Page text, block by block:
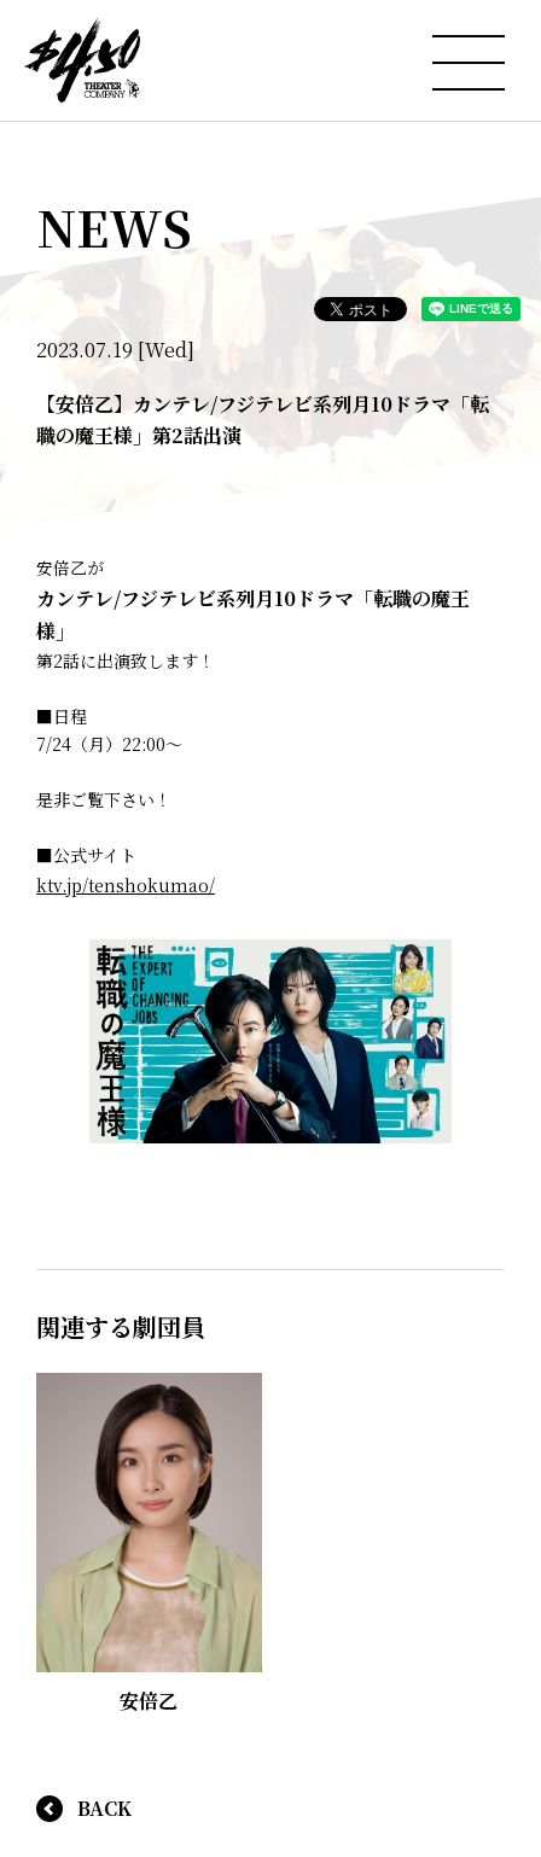
NEWS
2023.07.19 [Wed]
【安倍乙】カンテレ/フジテレビ系列月10ドラマ「転
職の魔王様」第2話出演
安倍乙が
カンテレ/フジテレビ系列月10ドラマ「転職の魔王
様」
第2話に出演致します！
■日程
7/24（月）22:00～
是非ご覧下さい！
■公式サイト
ktv.jp/tenshokumao/
関連する劇団員
安倍乙
BACK